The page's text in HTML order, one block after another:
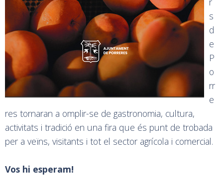
s
d
e
P
o
rr
e
res tornaran a omplir-se de gastronomia, cultura,
activitats i tradició en una fira que és punt de trobada
per a veïns, visitants i tot el sector agrícola i comercial.
Vos hi esperam!